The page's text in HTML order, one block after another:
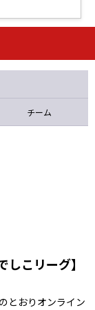
人の星
チーム
こリーグ】
とおりオンライン